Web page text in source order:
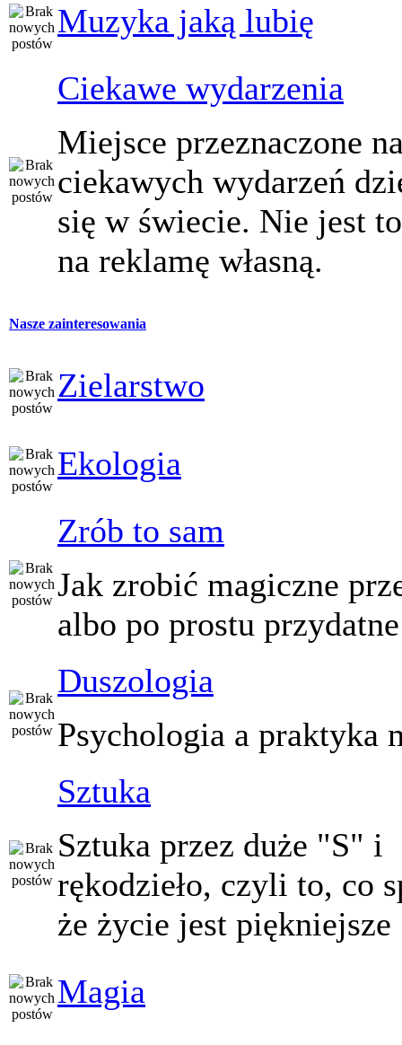
Muzyka jaką lubię
Ciekawe wydarzenia
Miejsce przeznaczone
ciekawych wydarzeń
się w świecie. Nie jest
na reklamę własną.
Nasze zainteresowania
Zielarstwo
Ekologia
Zrób to sam
Jak zrobić magiczne
albo po prostu
Duszologia
Psychologia a praktyka
Sztuka
Sztuka przez duże "S" i
rękodzieło, czyli to, co
że życie jest piękniejsze
Magia